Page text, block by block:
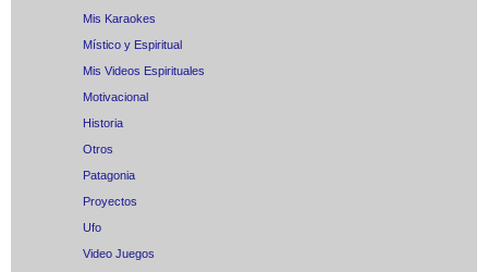
Mis Karaokes
Místico y Espiritual
Mis Videos Espirituales
Motivacional
Historia
Otros
Patagonia
Proyectos
Ufo
Video Juegos